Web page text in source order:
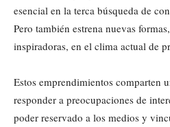
esencial en la terca búsqueda de
Pero también estrena nuevas
inspiradoras, en el clima actual de
Estos emprendimientos comparten
responder a preocupaciones de
poder reservado a los medios y